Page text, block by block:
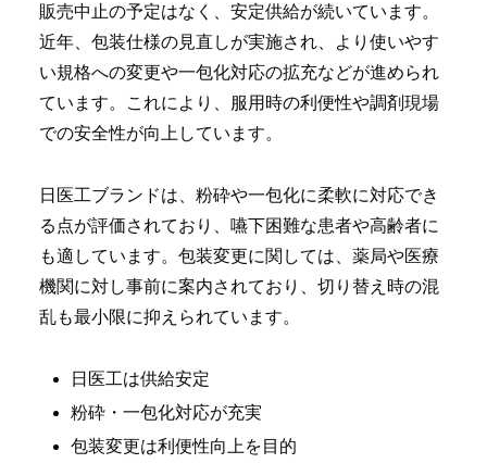
販売中止の予定はなく、安定供給が続いています。
近年、包装仕様の見直しが実施され、より使いやす
い規格への変更や一包化対応の拡充などが進められ
ています。これにより、服用時の利便性や調剤現場
での安全性が向上しています。
日医工ブランドは、粉砕や一包化に柔軟に対応でき
る点が評価されており、嚥下困難な患者や高齢者に
も適しています。包装変更に関しては、薬局や医療
機関に対し事前に案内されており、切り替え時の混
乱も最小限に抑えられています。
日医工は供給安定
粉砕・一包化対応が充実
包装変更は利便性向上を目的